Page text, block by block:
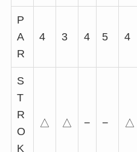
P
A
R
4 3 4 5 4
S
T
R
O
K
△ △ − − △